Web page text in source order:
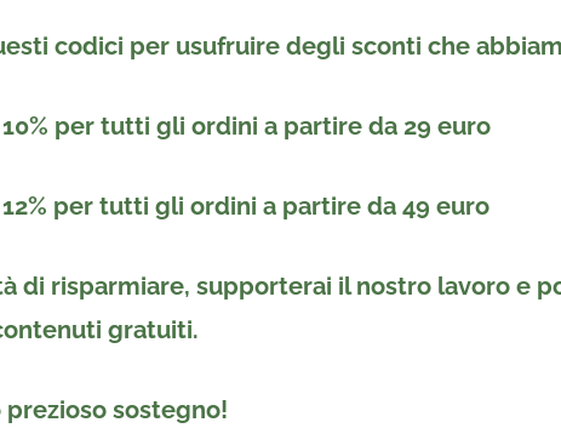
codici per usufruire degli sconti che
per tutti gli ordini a partire da 29 euro
per tutti gli ordini a partire da 49 euro
di risparmiare, supporterai il nostro lavoro e
gratuiti.
sostegno!